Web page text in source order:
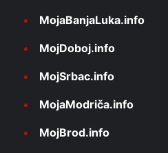
MojaBanjaLuka.info
MojDoboj.info
MojSrbac.info
MojaModriča.info
MojBrod.info